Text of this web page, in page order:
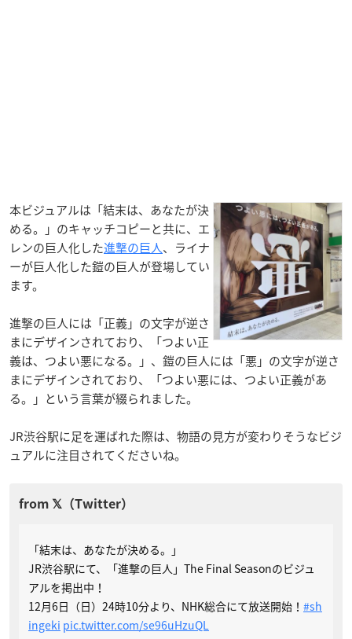
本ビジュアルは「結末は、あなたが決
める。」のキャッチコピーと共に、エ
レンの巨人化した進撃の巨人、ライナ
ーが巨人化した鎧の巨人が登場してい
ます。
進撃の巨人には「正義」の文字が逆さ
まにデザインされており、「つよい正
義は、つよい悪になる。」、鎧の巨人には「悪」の文字が逆さ
まにデザインされており、「つよい悪には、つよい正義があ
る。」という言葉が綴られました。
JR渋谷駅に足を運ばれた際は、物語の見方が変わりそうなビジ
ュアルに注目されてくださいね。
「結末は、あなたが決める。」
JR渋谷駅にて、「進撃の巨人」The Final Seasonのビジュ
アルを掲出中！
12月6日（日）24時10分より、NHK総合にて放送開始！ #sh
ingeki pic.twitter.com/se96uHzuQL